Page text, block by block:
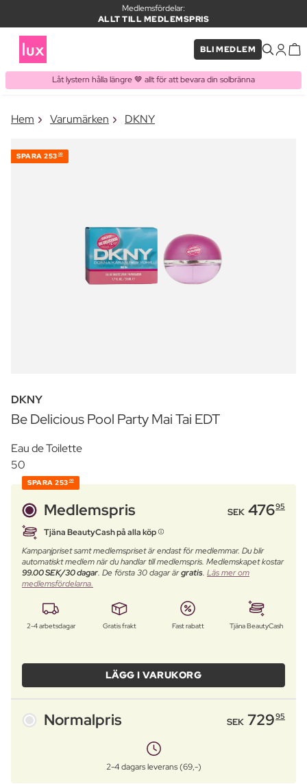
Medlemsfördelar:
ALLT TILL MEDLEMSPRIS
BLI MEDLEM
Låt lystern hålla längre 🤎 allt för att bevara din solbränna
PRODUKT I VARUKORGEN
Hem Varumärken DKNY
SPARA 253 00
DKNY
Be Delicious Pool Party Mai Tai EDT
Eau de Toilette
50
SPARA 253 00
Medlemspris SEK 47695
Tjäna BeautyCash på alla köp
Kampanjpriset samt medlemspriset är endast för medlemmar. Du blir
automatiskt medlem när du handlar till medlemspris. Medlemskapet kostar
99.00 SEK/30 dagar. De första 30 dagar ärgratis. Läs mer om
medlemsfördelarna.
2-4 arbetsdagar Gratis frakt Fast rabatt Tjäna BeautyCash
LÄGG I VARUKORG
Normalpris SEK 72995
2-4 dagars leverans (69,-)